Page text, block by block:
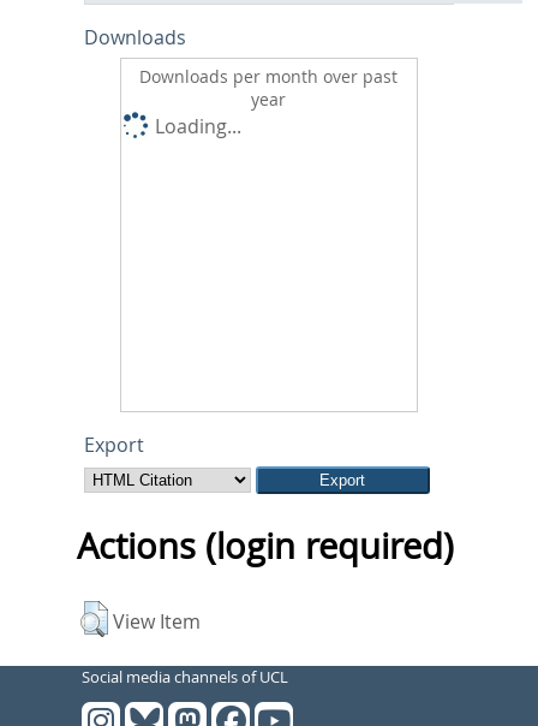
Downloads
Downloads per month over past
year
Loading...
Export
Actions (login required)
View Item
Social media channels of UCL